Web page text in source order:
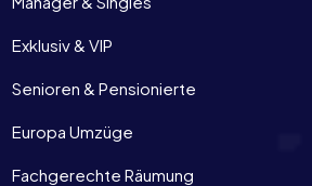
Exklusiv & VIP
Senioren & Pensionierte
Europa Umzüge
Fachgerechte Räumung